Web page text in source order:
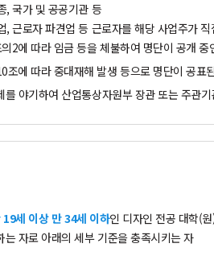
, 국가 및 공공기관 등
, 근로자 파견업 등 근로자를 해당 사업주가
2에 따라 임금 등을 체불하여 명단이 공개 중
조에 따라 중대재해 발생 등으로 명단이 공표
야기하여 산업통상자원부 장관 또는 주관
19세 이상 만 34세 이하인 디자인 전공 대학(
자로 아래의 세부 기준을 충족시키는 자